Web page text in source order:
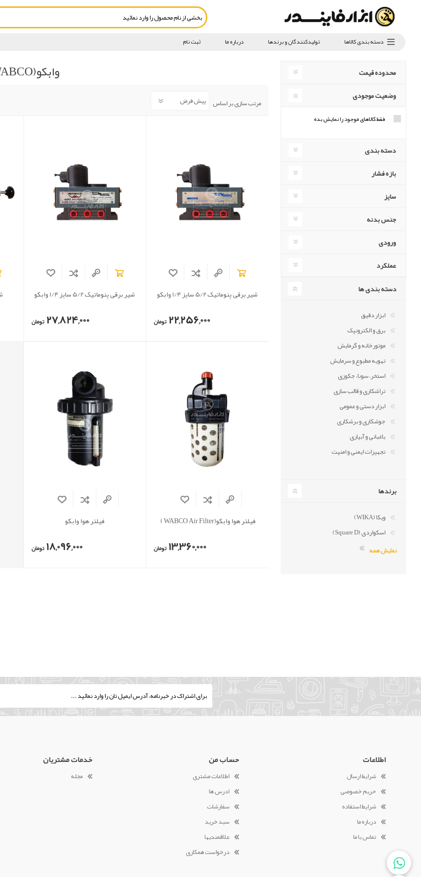
دسته بندی کالاها تولیدکنندگان و برندها درباره ما ثبت نام
وابکو(WABCO)
مرتب سازی بر اساس
شیر برقی پنوماتیک 5/2 سایز 1/4 وابکو
22,256,000 تومان
شیر برقی پنوماتیک 5/2 سایز 1/4 وابکو
27,824,000 تومان
فیلتر هوا وابکو(WABCO Air Filter )
13,360,000 تومان
فیلتر هوا وابکو
18,096,000 تومان
محدوده قیمت
وضعیت موجودی
فقط کالاهای موجود را نمایش بده
دسته بندی
بازه فشار
سایز
جنس بدنه
ورودی
عملکرد
دسته بندی ها
ابزار دقیق
برق و الکترونیک
موتورخانه و گرمایش
تهویه مطبوع و سرمایش
استخر، سونا، جکوزی
تراشکاری و قالب سازی
ابزار دستی و عمومی
جوشکاری و برشکاری
باغبانی و آبیاری
تجهیزات ایمنی و امنیت
برندها
ویکا (WIKA)
اسکواردی (Square D)
نمایش همه
اطلاعات
شرایط ارسال
حریم خصوصی
شرایط استفاده
درباره ما
تماس با ما
حساب من
اطلاعات مشتری
ادرس ها
سفارشات
سبد خرید
علاقمندیها
درخواست همکاری
خدمات مشتریان
مجله